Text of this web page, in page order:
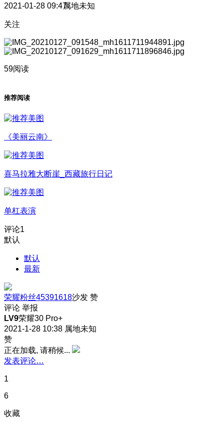
2021-01-28 09:47属地未知
关注
59阅读
推荐阅读
《美丽云南》
喜马拉雅大断崖_西藏旅行日记
单杠表演
评论1
默认
默认
最新
荣耀粉丝45391618沙发 赞
评论 举报
LV9荣耀30 Pro+
2021-1-28 10:38 属地未知
赞
正在加载, 请稍候...
发表评论…
1
6
收藏